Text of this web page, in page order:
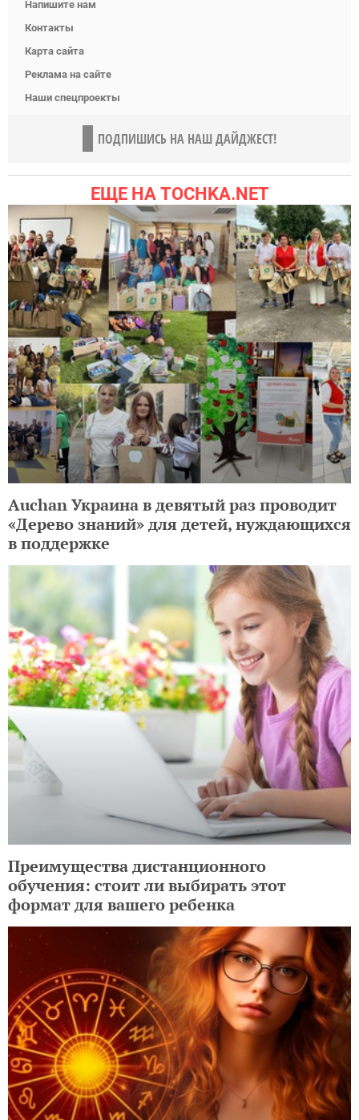
Напишите нам
Контакты
Карта сайта
Реклама на сайте
Наши спецпроекты
ПОДПИШИСЬ НА НАШ ДАЙДЖЕСТ!
ЕЩЕ НА TOCHKA.NET
Auchan Украина в девятый раз проводит
«Дерево знаний» для детей, нуждающихся
в поддержке
Преимущества дистанционного
обучения: стоит ли выбирать этот
формат для вашего ребенка